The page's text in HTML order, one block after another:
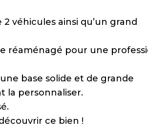
véhicules ainsi qu’un grand
réaménagé pour une
base solide et de grande
la personnaliser.
ce bien !